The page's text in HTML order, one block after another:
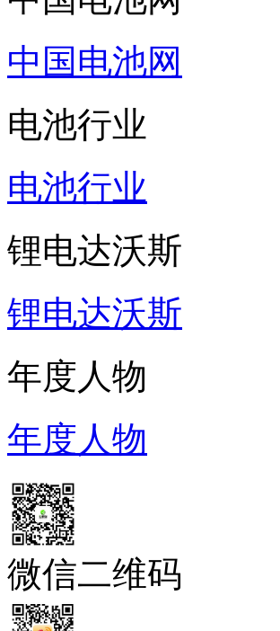
电池行业
电池行业
锂电达沃斯
锂电达沃斯
年度人物
年度人物
微信二维码
微博二维码